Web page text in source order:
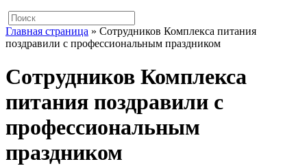
Главная страница » Сотрудников Комплекса питания
поздравили с профессиональным праздником
Сотрудников Комплекса
питания поздравили с
профессиональным
праздником